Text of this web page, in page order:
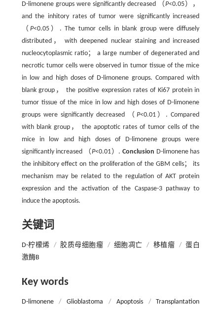
D-limonene groups were significantly decreased （P<0.05），
and the inhitory rates of tumor were significantly increased
（P<0.05）. The tumor cells in blank group were diffusely
distributed， with deepened nuclear staining and increased
nucleocytoplasmic ratio； a large number of degenerated and
necrotic tumor cells were observed in tumor tissue of the mice
in low and high doses of D-limonene groups. Compared with
blank group， the positive expression rates of Ki67 protein in
tumor tissue of the mice in low and high doses of D-limonene
groups were significantly decreased （ P<0.01）. Compared
with blank group， the apoptotic rates of tumor cells of the
mice in low and high doses of D-limonene groups were
significantly increased （P<0.01）. Conclusion D-limonene has
the inhibitory effect on the proliferation of the GBM cells； its
mechanism may be related to the regulation of AKT protein
expression and the activation of the Caspase-3 pathway to
induce the apoptosis.
关键词
D-柠檬烯 / 胶质母细胞瘤 / 细胞凋亡 / 移植瘤 / 蛋白
激酶B
Key words
D-limonene / Glioblastoma / Apoptosis /
Transplantation